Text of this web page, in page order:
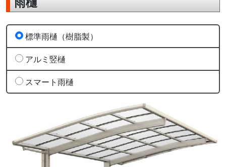
標準雨樋（樹脂製）
アルミ竪樋
スマート雨樋